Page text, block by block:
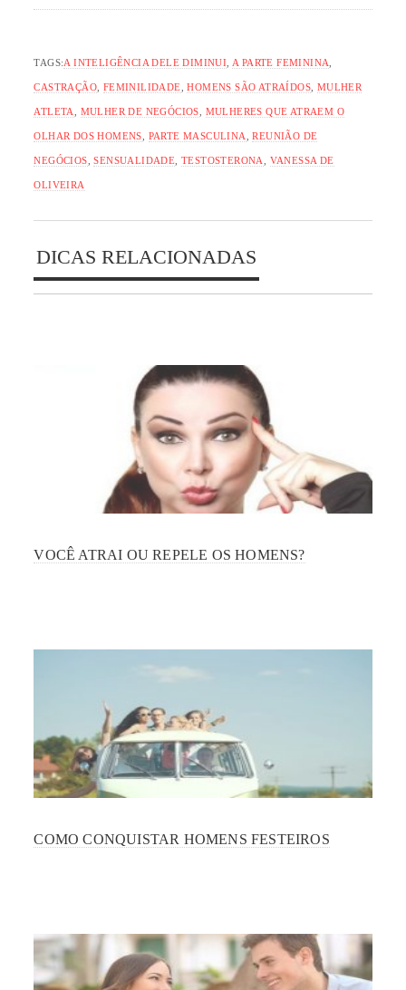
TAGS:A INTELIGÊNCIA DELE DIMINUI A PARTE FEMININA
CASTRAÇÃO FEMINILIDADE ,HOMENS SÃO ATRAÍDOS MULHER
ATLETA MULHER DE NEGÓCIOS MULHERES QUE ATRAEM O
OLHAR DOS HOMENS PARTE MASCULINA ,REUNIÃO DE
NEGÓCIOS ,SENSUALIDADE ,TESTOSTERONA VANESSA DE
OLIVEIRA
DICAS RELACIONADAS
VOCÊ ATRAI OU REPELE OS HOMENS?
COMO CONQUISTAR HOMENS FESTEIROS